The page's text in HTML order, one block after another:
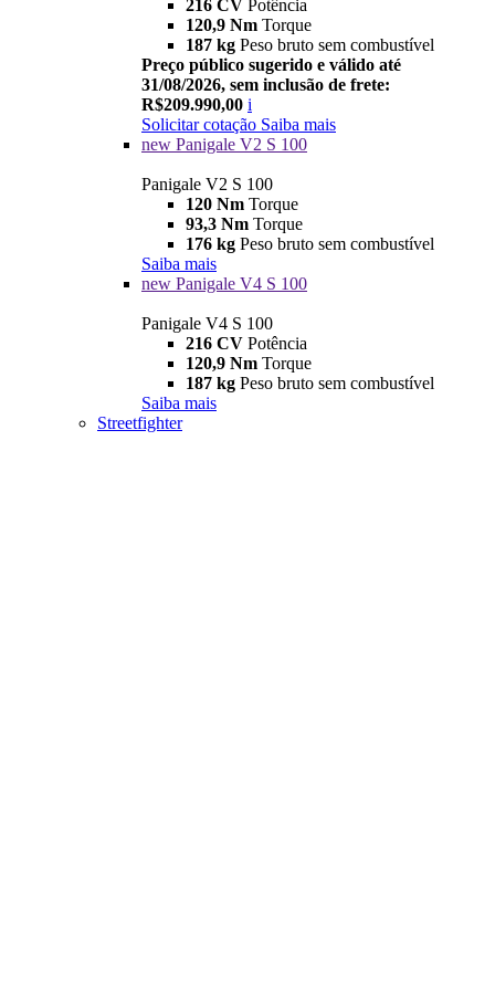
216 CV Potência
120,9 Nm Torque
187 kg Peso bruto sem combustível
Preço público sugerido e válido até
31/08/2026, sem inclusão de frete:
R$209.990,00 i
Solicitar cotação Saiba mais
new Panigale V2 S 100
Panigale V2 S 100
120 Nm Torque
93,3 Nm Torque
176 kg Peso bruto sem combustível
Saiba mais
new Panigale V4 S 100
Panigale V4 S 100
216 CV Potência
120,9 Nm Torque
187 kg Peso bruto sem combustível
Saiba mais
Streetfighter